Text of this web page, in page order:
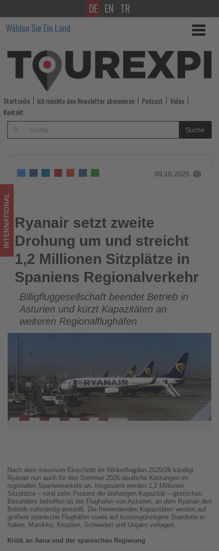
Ryanair
setzt
zweite
Drohung
um
und
streicht
Millionen
Sitzplätze
in
Spaniens
Regionalverkehr
Wissen,
was
Tourismus
ist!
DE EN TR
Wählen Sie Ein Land
Startseite Ich möchte den Newsletter abonnieren Podcast
Video
Kontakt
Suche
09.10.2025
Ryanair setzt zweite Drohung um und streicht 1,2 Millionen
Sitzplätze in Spaniens Regionalverkehr
INTERNATIONAL Ryanair setzt zweite
Drohung um und streicht
1,2 Millionen Sitzplätze in
Spaniens Regionalverkehr
Billigfluggesellschaft beendet Betrieb in
Asturien und kürzt Kapazitäten an
weiteren Regionalflughäfen
Nach dem massiven Einschnitt im Winterflugplan 2025/26 kündigt
Ryanair nun auch für den Sommer 2026 deutliche Kürzungen im
regionalen Spanienverkehr an. Insgesamt werden 1,2 Millionen
Sitzplätze – rund zehn Prozent der bisherigen Kapazität – gestrichen.
Besonders betroffen ist der Flughafen von Asturien, an dem Ryanair den
Betrieb vollständig einstellt. Die freiwerdenden Kapazitäten werden auf
größere spanische Flughäfen sowie auf kostengünstigere Standorte in
Italien, Marokko, Kroatien, Schweden und Ungarn verlagert.
Kritik an Aena und der spanischen Regierung